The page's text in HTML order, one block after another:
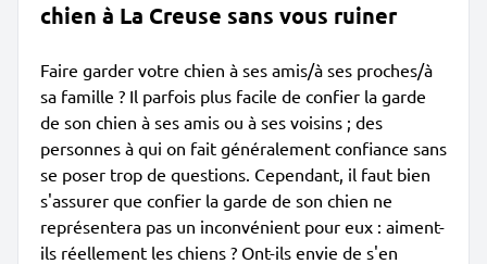
chien à La Creuse sans vous ruiner
Faire garder votre chien à ses amis/à ses proches/à
sa famille ? Il parfois plus facile de confier la garde
de son chien à ses amis ou à ses voisins ; des
personnes à qui on fait généralement confiance sans
se poser trop de questions. Cependant, il faut bien
s'assurer que confier la garde de son chien ne
représentera pas un inconvénient pour eux : aiment-
ils réellement les chiens ? Ont-ils envie de s'en